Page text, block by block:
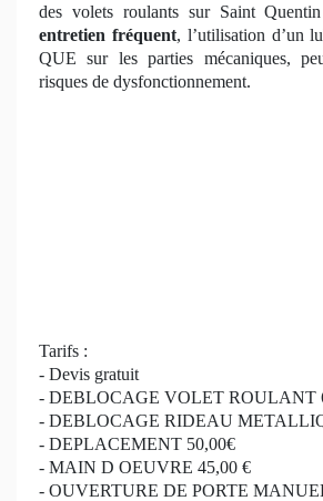
des volets roulants sur Saint
entretien fréquent, l’utilisation d’un
QUE sur les parties mécaniques,
risques de dysfonctionnement.
Tarifs :
- Devis gratuit
- DEBLOCAGE VOLET ROULANT
- DEBLOCAGE RIDEAU
- DEPLACEMENT 50,00€
- MAIN D OEUVRE 45,00 €
- OUVERTURE DE PORTE